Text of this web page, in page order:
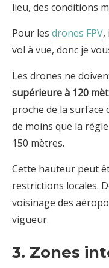
lieu, des conditions
Pour les drones FPV,
vol à vue, donc je
Les drones ne
supérieure à 120
proche de la surface
de moins que la
150 mètres.
Cette hauteur peut
restrictions locales.
voisinage des
vigueur.
3. Zones